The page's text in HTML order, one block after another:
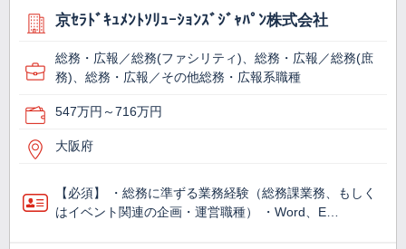
京ｾﾗﾄﾞｷｭﾒﾝﾄｿﾘｭｰｼｮﾝｽﾞｼﾞｬﾊﾟﾝ株式会社
総務・広報／総務(ファシリティ)、総務・広報／総務(庶
務)、総務・広報／その他総務・広報系職種
547万円～716万円
大阪府
【必須】 ・総務に準ずる業務経験（総務課業務、もしく
はイベント関連の企画・運営職種） ・Word、E…